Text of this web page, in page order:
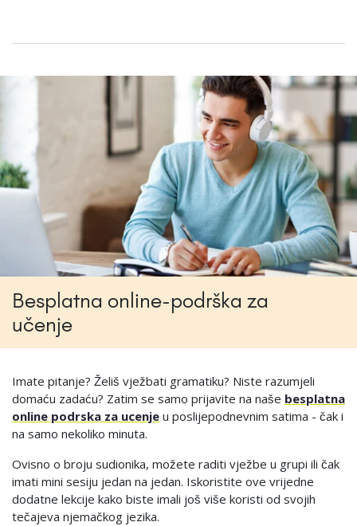
Besplatna online-podrška za
učenje
Imate pitanje? Želiš vježbati gramatiku? Niste razumjeli
domaću zadaću? Zatim se samo prijavite na naše besplatna
online podrska za ucenje u poslijepodnevnim satima - čak i
na samo nekoliko minuta.
Ovisno o broju sudionika, možete raditi vježbe u grupi ili čak
imati mini sesiju jedan na jedan. Iskoristite ove vrijedne
dodatne lekcije kako biste imali još više koristi od svojih
tečajeva njemačkog jezika.